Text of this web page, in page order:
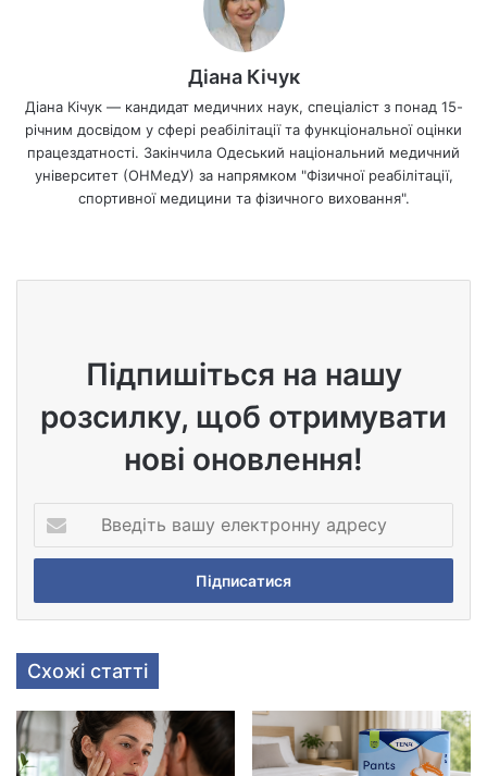
Діана Кічук
Діана Кічук — кандидат медичних наук, спеціаліст з понад 15-
річним досвідом у сфері реабілітації та функціональної оцінки
працездатності. Закінчила Одеський національний медичний
університет (ОНМедУ) за напрямком "Фізичної реабілітації,
спортивної медицини та фізичного виховання".
te
Підпишіться на нашу
розсилку, щоб отримувати
нові оновлення!
е
і
ь
в
ш
е
Схожі статті